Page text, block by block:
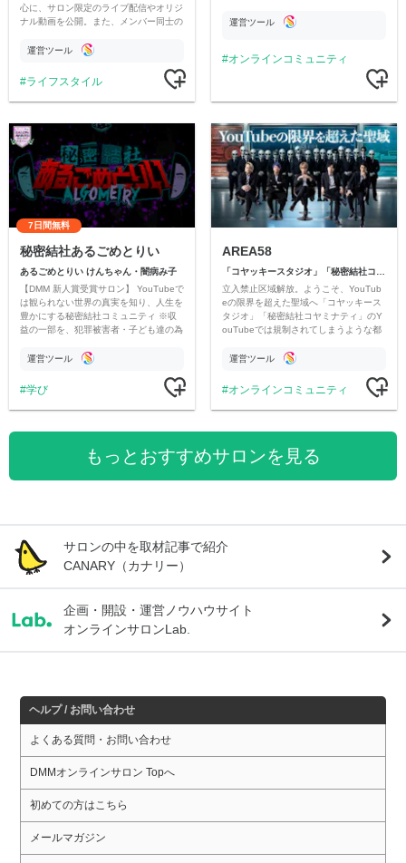
心に、サロン限定のライブ配信やオリジ
ナル動画を公開。また、メンバー同士の
ただいています。
運営ツール
ライフスタイル
運営ツール
オンラインコミュニティ
7日間無料
秘密結社あるごめとりい
あるごめとりい けんちゃん・闇病み子
【DMM 新人賞受賞サロン】 YouTubeで
は観られない世界の真実を知り、人生を
豊かにする秘密結社コミュニティ ※収
益の一部を、犯罪被害者・子ども達の為
す運営ツール
学び
AREA58
立入禁止区域解放。ようこそ、YouTub
eの限界を超えた聖域へ「コヤッキース
タジオ」「秘密結社コヤミナティ」のY
ouTubeでは規制されてしまうような都
公開。
運営ツール
オンラインコミュニティ
もっとおすすめサロンを見る
サロンの中を取材記事で紹介
CANARY（カナリー）
企画・開設・運営ノウハウサイト
オンラインサロンLab.
ヘルプ / お問い合わせ
よくある質問・お問い合わせ
DMMオンラインサロン Topへ
初めての方はこちら
メールマガジン